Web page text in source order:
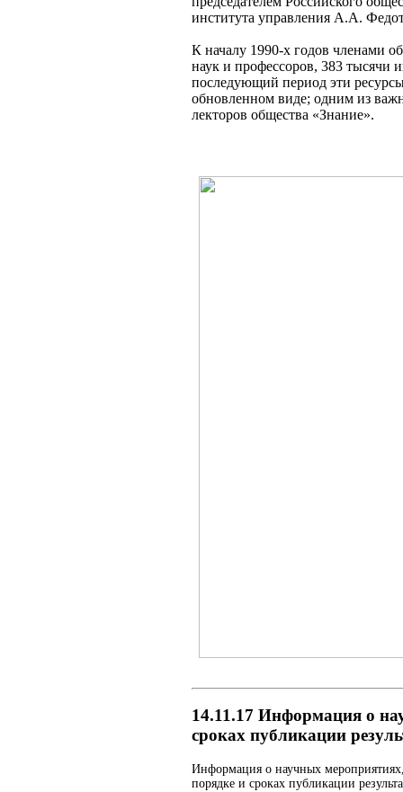
института управления А.А.
К началу 1990-х годов членами
наук и профессоров, 383 тысячи
последующий период эти
обновленном виде; одним из
лекторов общества «Знание».
14.11.17 Информация о
сроках публикации
Информация о научных
порядке и сроках публикации